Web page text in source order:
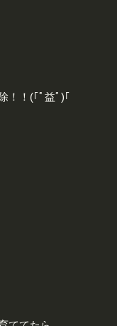
！！(｢ﾟ益ﾟ)｢